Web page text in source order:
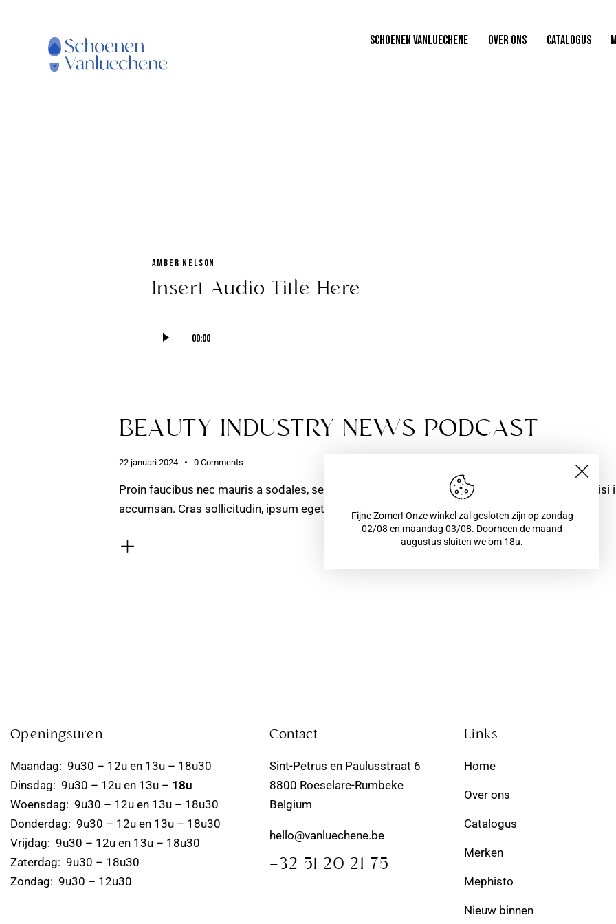
SCHOENEN VANLUECHENE OVER ONS CATALOGUS
AMBER NELSON
Insert Audio Title Here
00:00
BEAUTY INDUSTRY NEWS PODCAST
22 januari 2024 0 Comments
Proin faucibus nec mauris a sodales, sed elementum mi tincidunt. Sed eget viverra egestas nisi
accumsan. Cras sollicitudin, ipsum eget blandit pulvinar. Integer tincidunt.…
Openingsuren
Maandag: 9u30 – 12u en 13u – 18u30
Dinsdag: 9u30 – 12u en 13u – 18u
Woensdag: 9u30 – 12u en 13u – 18u30
Donderdag: 9u30 – 12u en 13u – 18u30
Vrijdag: 9u30 – 12u en 13u – 18u30
Zaterdag: 9u30 – 18u30
Zondag: 9u30 – 12u30
Contact
Sint-Petrus en Paulusstraat 6
8800 Roeselare-Rumbeke
Belgium
hello@vanluechene.be
+32 51 20 21 75
Links
Home
Over ons
Catalogus
Merken
Mephisto
Nieuw binnen
Fijne Zomer! Onze winkel zal gesloten zijn op zondag
02/08 en maandag 03/08. Doorheen de maand
augustus sluiten we om 18u.